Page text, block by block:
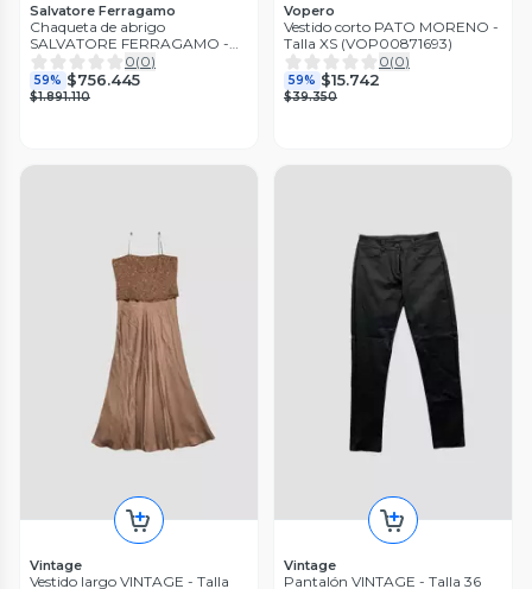
Salvatore Ferragamo
Chaqueta de abrigo
SALVATORE FERRAGAMO -
Talla S (VOP00770737)
0(0)
59% $756.445
$1.891.110
Vopero
Vestido corto PATO MORENO -
Talla XS (VOP00871693)
0(0)
59% $15.742
$39.350
Vintage
Vestido largo VINTAGE - Talla
Vintage
Pantalón VINTAGE - Talla 36